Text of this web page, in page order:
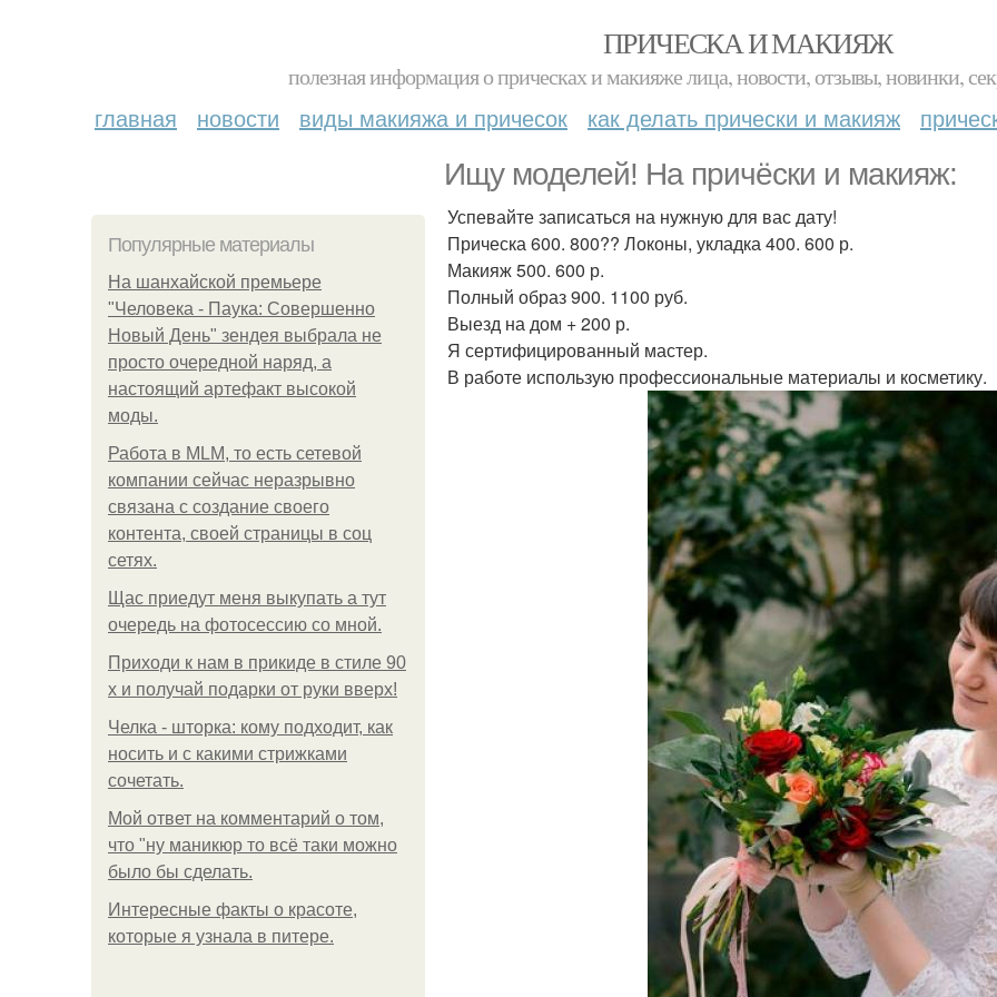
ПРИЧЕСКА И МАКИЯЖ
полезная информация о прическах и макияже лица, новости, отзывы, новинки,
главная новости виды макияжа и причесок как делать прически и макияж
Ищу моделей! На причёски и макияж:
Популярные материалы
На шанхайской премьере
"Человека - Паука: Совершенно
Новый День" зендея выбрала не
просто очередной наряд, а
настоящий артефакт высокой
моды.
Работа в MLM, то есть сетевой
компании сейчас неразрывно
связана с создание своего
контента, своей страницы в соц
сетях.
Щас приедут меня выкупать а тут
очередь на фотосессию со мной.
Приходи к нам в прикиде в стиле 90
х и получай подарки от руки вверх!
Челка - шторка: кому подходит, как
носить и с какими стрижками
сочетать.
Мой ответ на комментарий о том,
что "ну маникюр то всё таки можно
было бы сделать.
Интересные факты о красоте,
которые я узнала в питере.
Успевайте записаться на нужную для вас дату!
Прическа 600. 800?? Локоны, укладка 400. 600 р.
Макияж 500. 600 р.
Полный образ 900. 1100 руб.
Выезд на дом + 200 р.
Я сертифицированный мастер.
В работе использую профессиональные материалы и косметику.